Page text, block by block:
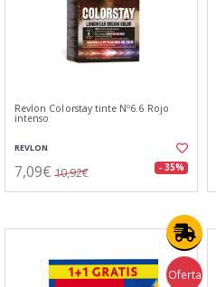
Revlon Colorstay tinte Nº6.6 Rojo
intenso
REVLON
7,09€ 10,92€ - 35%
Oferta